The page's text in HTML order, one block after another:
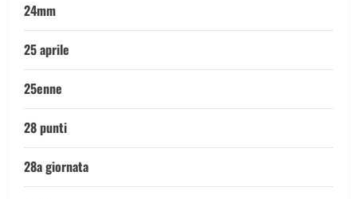
24mm
25 aprile
25enne
28 punti
28a giornata